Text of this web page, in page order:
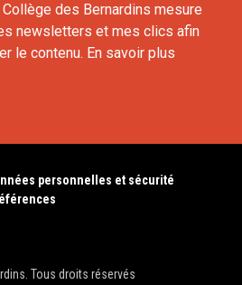
des Bernardins mesure
newsletters et mes clics afin
le contenu. En savoir plus
Tous droits réservés
personnelles et sécurité